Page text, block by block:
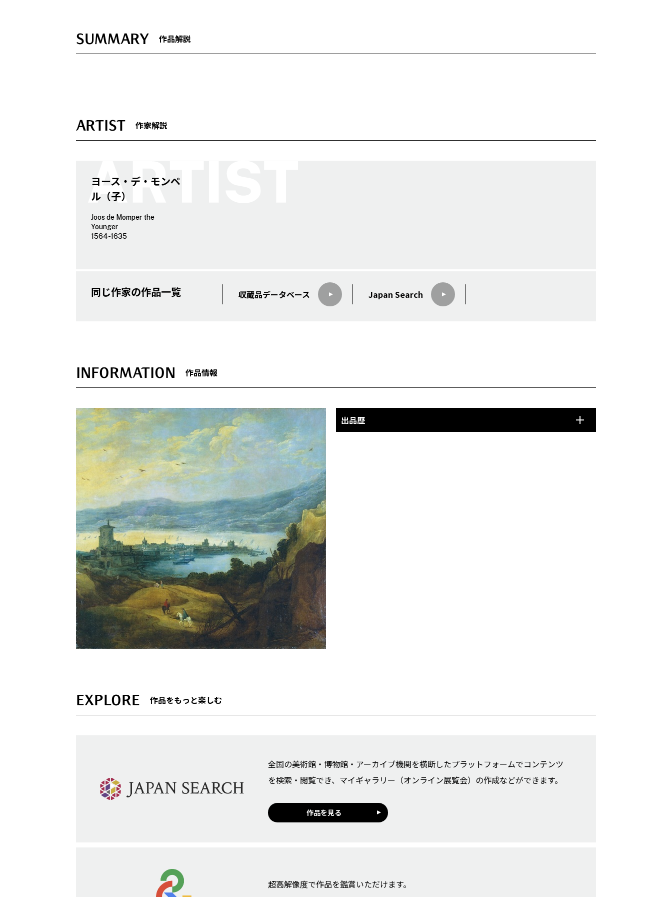
SUMMARY 作品解説
ARTIST 作家解説
ヨース・デ・モンペ
ル（子）
Joos de Momper the
Younger
1564-1635
同じ作家の作品一覧 収蔵品データベース Japan Search
INFORMATION 作品情報
出品歴
EXPLORE 作品をもっと楽しむ
全国の美術館・博物館・アーカイブ機関を横断したプラットフォームでコンテンツ
を検索・閲覧でき、マイギャラリー（オンライン展覧会）の作成などができます。
作品を見る
超高解像度で作品を鑑賞いただけます。